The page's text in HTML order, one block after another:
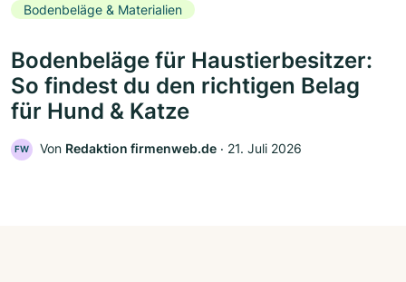
Bodenbeläge & Materialien
Bodenbeläge für Haustierbesitzer:
So findest du den richtigen Belag
für Hund & Katze
FW Von Redaktion firmenweb.de ‧ 21. Juli 2026